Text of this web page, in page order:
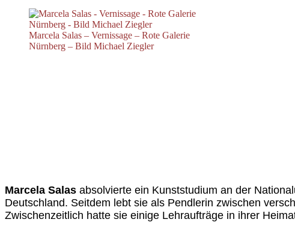
Marcela Salas – Vernissage – Rote Galerie
Nürnberg – Bild Michael Ziegler
Marcela Salas absolvierte ein Kunststudium an der
Deutschland. Seitdem lebt sie als Pendlerin zwischen
Zwischenzeitlich hatte sie einige Lehraufträge in ihrer